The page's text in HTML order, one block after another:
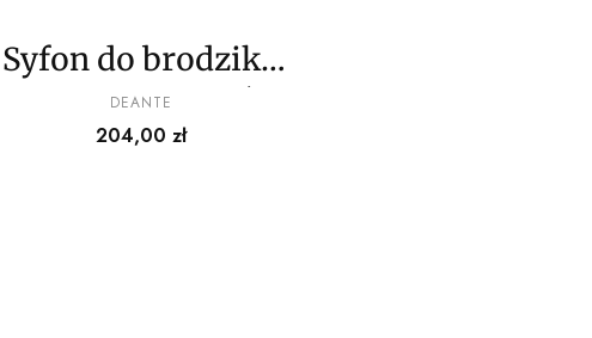
Syfon do brodzika
czyszczony od góry
PRODUCENT
DEANTE
Cena
204,00 zł